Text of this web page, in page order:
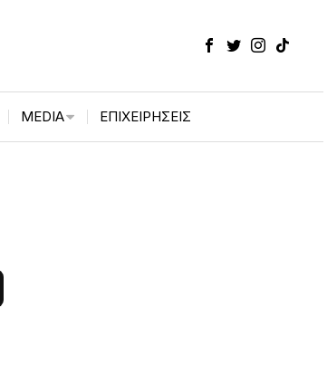
MEDIA ΕΠΙΧΕΙΡΉΣΕΙΣ